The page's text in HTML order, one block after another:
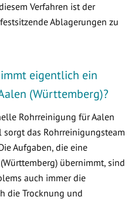
Verfahren ist der
Ablagerungen zu
eigentlich ein
(Württemberg)?
Rohrreinigung für Aalen
sorgt das Rohrreinigungsteam
Aufgaben, die eine
übernimmt, sind
auch immer die
die Trocknung und